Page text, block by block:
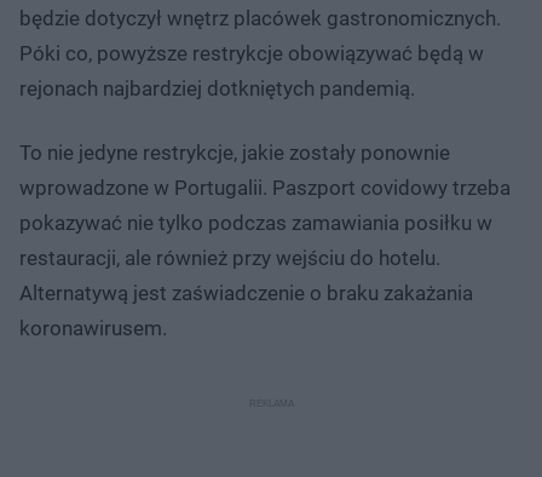
będzie dotyczył wnętrz placówek gastronomicznych.
Póki co, powyższe restrykcje obowiązywać będą w
rejonach najbardziej dotkniętych pandemią.
To nie jedyne restrykcje, jakie zostały ponownie
wprowadzone w Portugalii. Paszport covidowy trzeba
pokazywać nie tylko podczas zamawiania posiłku w
restauracji, ale również przy wejściu do hotelu.
Alternatywą jest zaświadczenie o braku zakażania
koronawirusem.